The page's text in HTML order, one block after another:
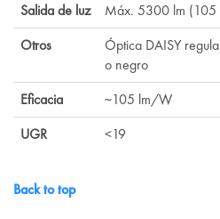
Salida de luz
Máx. 5300 lm
Otros
Óptica DAISY
o negro
Eficacia
~105 lm/W
UGR
<19
Back to top